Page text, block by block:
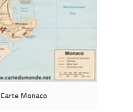
Carte Monaco